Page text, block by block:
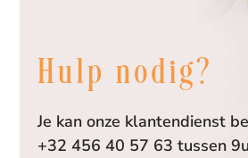
Hulp nodig?
Je kan onze klantendienst
+32 456 40 57 63 tussen